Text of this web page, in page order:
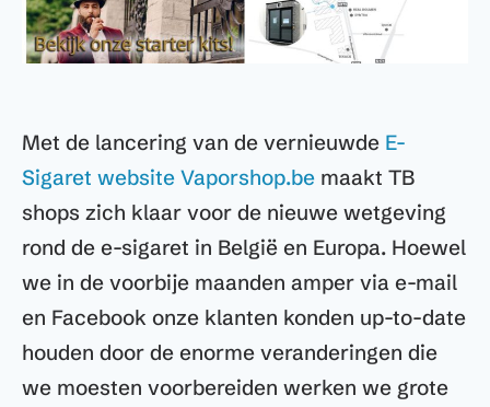
Met de lancering van de vernieuwde E-
Sigaret website Vaporshop.be maakt TB
shops zich klaar voor de nieuwe wetgeving
rond de e-sigaret in België en Europa. Hoewel
we in de voorbije maanden amper via e-mail
en Facebook onze klanten konden up-to-date
houden door de enorme veranderingen die
we moesten voorbereiden werken we grote